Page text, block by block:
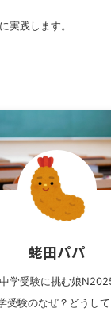
実践します。
蛯田パパ
学受験に挑む娘
受験のなぜ？どうし